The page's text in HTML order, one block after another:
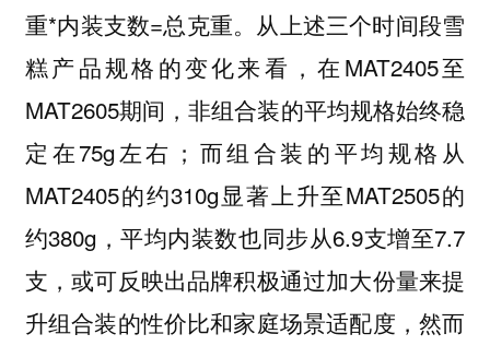
重*内装支数=总克重。从上述三个时间段雪
糕产品规格的变化来看，在MAT2405至
MAT2605期间，非组合装的平均规格始终稳
定在75g左右；而组合装的平均规格从
MAT2405的约310g显著上升至MAT2505的
约380g，平均内装数也同步从6.9支增至7.7
支，或可反映出品牌积极通过加大份量来提
升组合装的性价比和家庭场景适配度，然而